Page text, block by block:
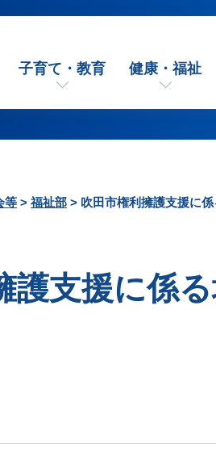
子育て・教育 健康・福祉
等 > 福祉部 > 吹田市権利擁護支援に
護支援に係